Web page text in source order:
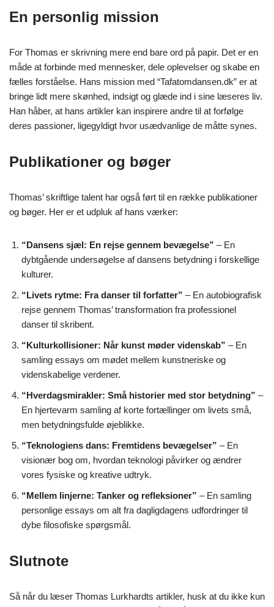
En personlig mission
For Thomas er skrivning mere end bare ord på papir. Det er en
måde at forbinde med mennesker, dele oplevelser og skabe en
fælles forståelse. Hans mission med “Tafatomdansen.dk” er at
bringe lidt mere skønhed, indsigt og glæde ind i sine læseres liv.
Han håber, at hans artikler kan inspirere andre til at forfølge
deres passioner, ligegyldigt hvor usædvanlige de måtte synes.
Publikationer og bøger
Thomas’ skriftlige talent har også ført til en række publikationer
og bøger. Her er et udpluk af hans værker:
“Dansens sjæl: En rejse gennem bevægelse” – En
dybtgående undersøgelse af dansens betydning i forskellige
kulturer.
“Livets rytme: Fra danser til forfatter” – En autobiografisk
rejse gennem Thomas’ transformation fra professionel
danser til skribent.
“Kulturkollisioner: Når kunst møder videnskab” – En
samling essays om mødet mellem kunstneriske og
videnskabelige verdener.
“Hverdagsmirakler: Små historier med stor betydning” –
En hjertevarm samling af korte fortællinger om livets små,
men betydningsfulde øjeblikke.
“Teknologiens dans: Fremtidens bevægelser” – En
visionær bog om, hvordan teknologi påvirker og ændrer
vores fysiske og kreative udtryk.
“Mellem linjerne: Tanker og refleksioner” – En samling
personlige essays om alt fra dagligdagens udfordringer til
dybe filosofiske spørgsmål.
Slutnote
Så når du læser Thomas Lurkhardts artikler, husk at du ikke kun